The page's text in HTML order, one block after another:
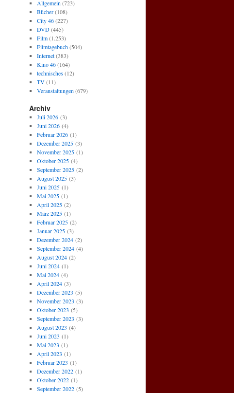
Allgemein (723)
Bücher(108)
City 46(227)
DVD(445)
Film(1.253)
Filmtagebuch(504)
Internet(383)
Kino 46(164)
technisches(12)
TV(11)
Veranstaltungen (679)
Archiv
Juli 2026(3)
Juni 2026(4)
Februar 2026(1)
Dezember 2025(3)
November 2025(1)
Oktober 2025(4)
September 2025(2)
August 2025(3)
Juni 2025(1)
Mai 2025(1)
April 2025(2)
März 2025(1)
Februar 2025(2)
Januar 2025(3)
Dezember 2024(2)
September 2024(4)
August 2024(2)
Juni 2024(1)
Mai 2024(4)
April 2024(3)
Dezember 2023 (5)
November 2023 (3)
Oktober 2023 (5)
September 2023 (3)
August 2023 (4)
Juni 2023 (1)
Mai 2023 (1)
April 2023 (1)
Februar 2023 (1)
Dezember 2022(1)
Oktober 2022(1)
September 2022(5)